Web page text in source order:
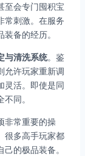
至会专门囤积宝
常刺激。在服务
备的经历。
与清洗系统。鉴
允许玩家重新调
灵活。即使是同
同。
非常重要的操
很多高手玩家都
的极品装备。